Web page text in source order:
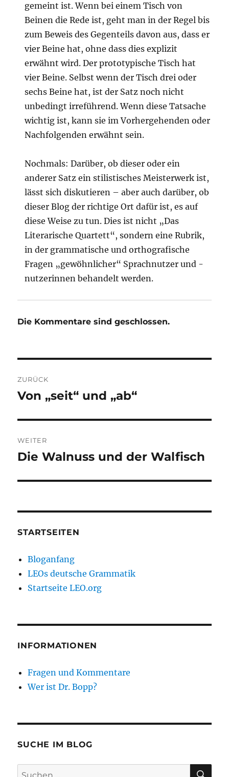
gemeint ist. Wenn bei einem Tisch von
Beinen die Rede ist, geht man in der Regel bis
zum Beweis des Gegenteils davon aus, dass er
vier Beine hat, ohne dass dies explizit
erwähnt wird. Der prototypische Tisch hat
vier Beine. Selbst wenn der Tisch drei oder
sechs Beine hat, ist der Satz noch nicht
unbedingt irreführend. Wenn diese Tatsache
wichtig ist, kann sie im Vorhergehenden oder
Nachfolgenden erwähnt sein.
Nochmals: Darüber, ob dieser oder ein
anderer Satz ein stilistisches Meisterwerk ist,
lässt sich diskutieren – aber auch darüber, ob
dieser Blog der richtige Ort dafür ist, es auf
diese Weise zu tun. Dies ist nicht „Das
Literarische Quartett“, sondern eine Rubrik,
in der grammatische und orthografische
Fragen „gewöhnlicher“ Sprachnutzer und -
nutzerinnen behandelt werden.
Die Kommentare sind geschlossen.
ZURÜCK
Vorheriger
Von „seit“ und „ab“
WEITER
Nächster
Die Walnuss und der Walfisch
STARTSEITEN
Bloganfang
LEOs deutsche Grammatik
Startseite LEO.org
INFORMATIONEN
Fragen und Kommentare
Wer ist Dr. Bopp?
SUCHE IM BLOG
Suchen